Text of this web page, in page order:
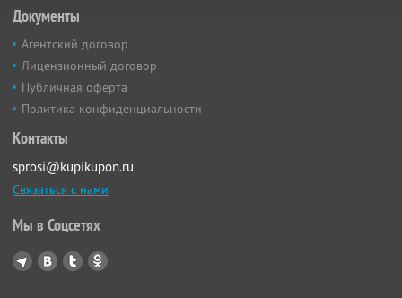
Документы
Агентский договор
Лицензионный договор
Публичная оферта
Политика конфиденциальности
Контакты
sprosi@kupikupon.ru
Связаться с нами
Мы в Соцсетях